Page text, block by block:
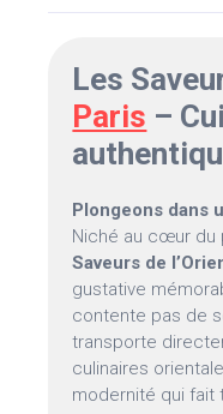
Les
Paris –
Plongeons dans
Niché au cœur du
Saveurs de
gustative
contente pas de
transporte
culinaires
modernité qui fait